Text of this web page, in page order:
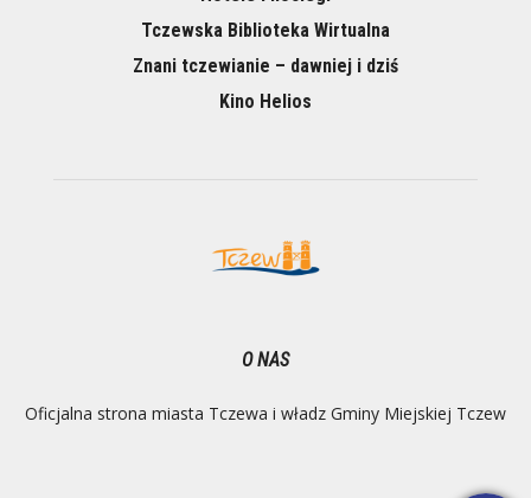
Tczewska Biblioteka Wirtualna
Znani tczewianie – dawniej i dziś
Kino Helios
O NAS
Oficjalna strona miasta Tczewa i władz Gminy Miejskiej Tczew